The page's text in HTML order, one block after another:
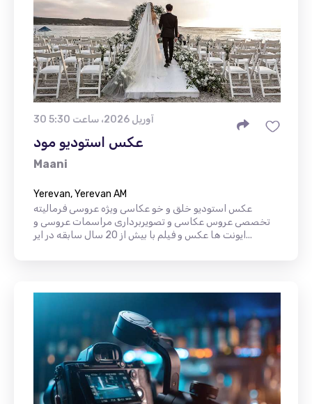
30 آوریل 2026، ساعت 5:30
عکس استودیو مود
Maani
Yerevan, Yerevan AM
عکس استودیو خلق و خو عکاسی ویژه عروسی فرمالیته
تخصصی عروس عکاسی و تصویربرداری مراسمات عروسی و
ایونت ها عکس و فیلم با بیش از 20 سال سابقه در ایر...